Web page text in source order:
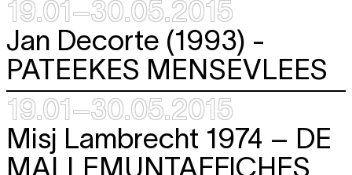
19.01–30.05.2015
Jan Decorte (1993) -
PATEEKES MENSEVLEES
19.01–30.05.2015
Misj Lambrecht 1974 – DE
MALLEMUNTAFFICHES